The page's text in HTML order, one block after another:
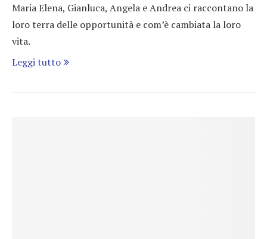
Maria Elena, Gianluca, Angela e Andrea ci raccontano la
loro terra delle opportunità e com’è cambiata la loro
vita.
Leggi tutto